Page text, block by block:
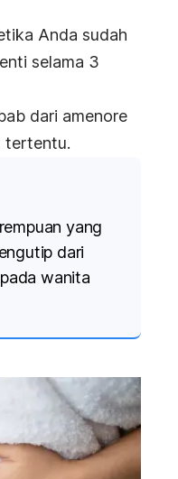
Anda sudah
selama 3
dari amenore
tertentu.
yang
dari
wanita